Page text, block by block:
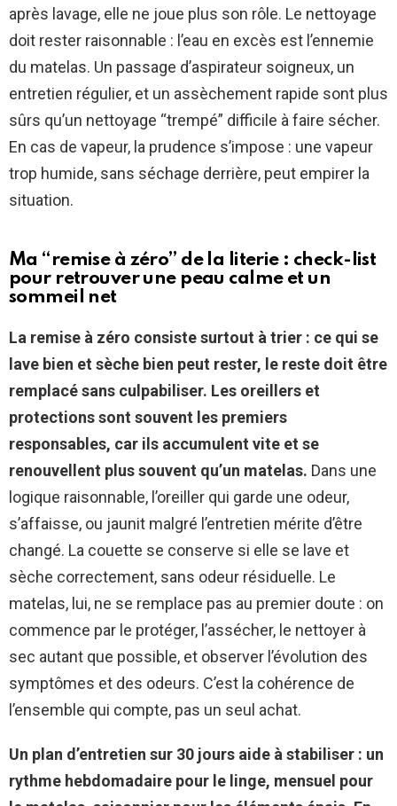
après lavage, elle ne joue plus son rôle. Le nettoyage
doit rester raisonnable : l’eau en excès est l’ennemie
du matelas. Un passage d’aspirateur soigneux, un
entretien régulier, et un assèchement rapide sont plus
sûrs qu’un nettoyage “trempé” difficile à faire sécher.
En cas de vapeur, la prudence s’impose : une vapeur
trop humide, sans séchage derrière, peut empirer la
situation.
Ma “remise à zéro” de la literie : check-list
pour retrouver une peau calme et un
sommeil net
La remise à zéro consiste surtout à trier : ce qui se
lave bien et sèche bien peut rester, le reste doit être
remplacé sans culpabiliser. Les oreillers et
protections sont souvent les premiers
responsables, car ils accumulent vite et se
renouvellent plus souvent qu’un matelas. Dans une
logique raisonnable, l’oreiller qui garde une odeur,
s’affaisse, ou jaunit malgré l’entretien mérite d’être
changé. La couette se conserve si elle se lave et
sèche correctement, sans odeur résiduelle. Le
matelas, lui, ne se remplace pas au premier doute : on
commence par le protéger, l’assécher, le nettoyer à
sec autant que possible, et observer l’évolution des
symptômes et des odeurs. C’est la cohérence de
l’ensemble qui compte, pas un seul achat.
Un plan d’entretien sur 30 jours aide à stabiliser : un
rythme hebdomadaire pour le linge, mensuel pour